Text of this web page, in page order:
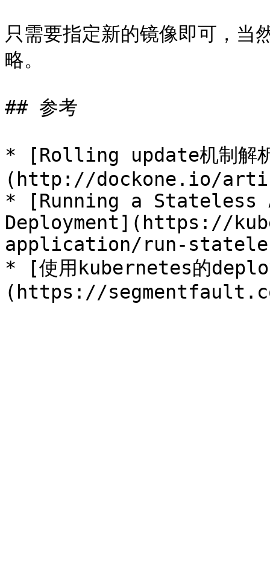
只需要指定新的镜像即可，
略。
## 参考
* [Rolling update机制解
(http://dockone.io/
* [Running a Stateless
Deployment](https://
application/run-
* [使用kubernetes的